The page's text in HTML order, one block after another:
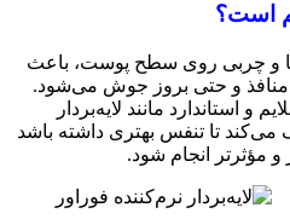
است؟
و چربی روی سطح پوست، باعث
منافذ و حتی بروز جوش می‌شود.
و استاندارد مانند لایه‌بردار
می‌کند تا تنفس بهتری داشته باشد
مؤثرتر انجام شود.